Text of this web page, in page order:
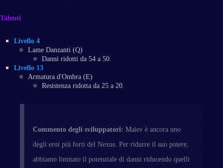
Talenti
Livello 4
Lame Danzanti (Q)
Danni ridotti da 54 a 50.
Livello 13
Armatura d'Ombra (E)
Resistenza ridotta da 25 a 20.
Commento degli sviluppatori: Maiev è ancora uno
degli eroi più forti del Nexus. Per ridurre il suo potere,
abbiamo limitato il potenziale di danni riducendo quelli